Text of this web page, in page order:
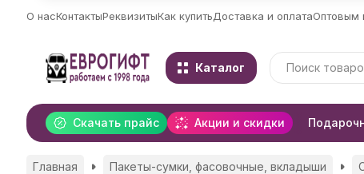
О насКонтактыРеквизитыКак купитьДоставка и оплатаОптовым
Каталог
Скачать прайс Акции и скидки
Главная Пакеты-сумки, фасовочные, вкладыши